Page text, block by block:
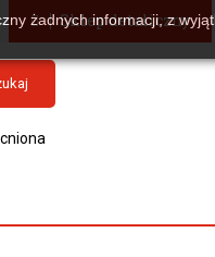
Sklep detaliczny
żadnych informacji, z